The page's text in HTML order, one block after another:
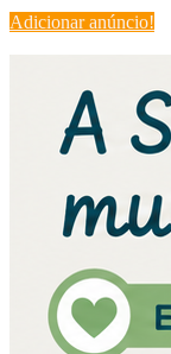
Adicionar anúncio!